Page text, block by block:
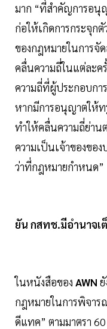
มาก “ที่สำคัญการอนุ
ก่อให้เกิดการกระจุก
ของกฎหมายในการจั
คลื่นความถี่ในแต่ละ
ความถี่ที่ผู้ประกอบกา
หากมีการอนุญาตให้
ทำให้คลื่นความถี่ย่าน
ความเป็นเจ้าของขอ
ว่าที่กฎหมายกำหนด”
ยัน กสทช.มีอำนาจเ
ในหนังสือของ AWN
กฎหมายในการพิจาร
ดีแทค” ตามมาตรา